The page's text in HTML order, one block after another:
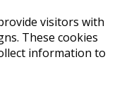
visitors with
These cookies
information to